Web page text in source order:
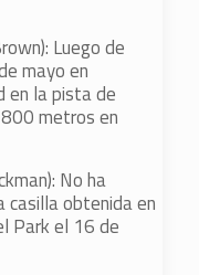
Luego de
mayo en
en la pista de
metros en
No ha
obtenida en
Park el 16 de